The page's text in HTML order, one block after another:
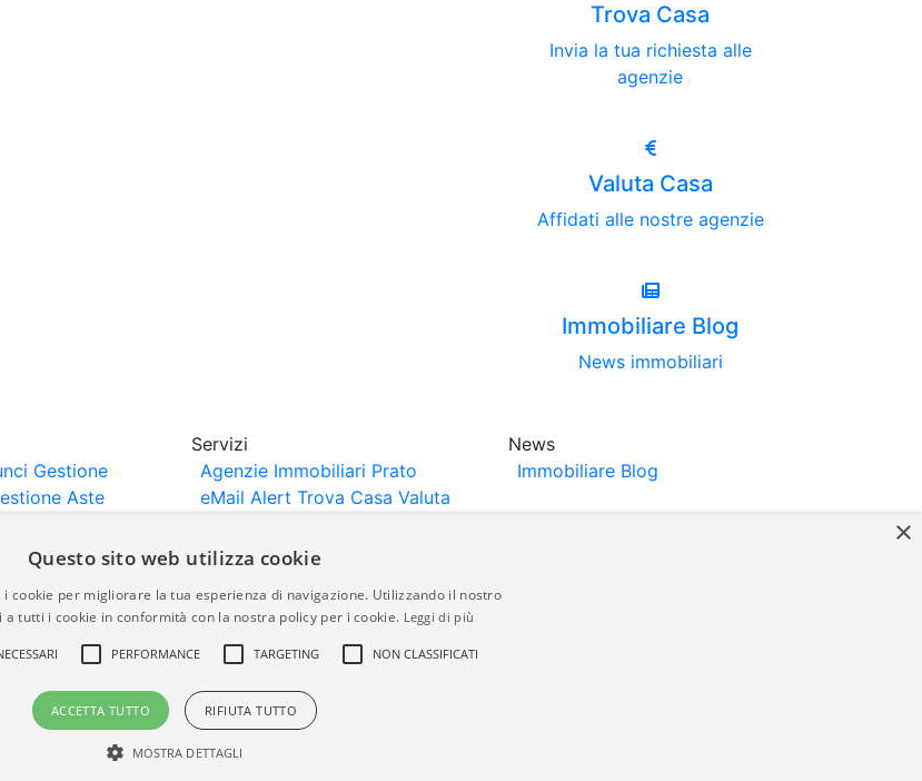
Trova Casa
Invia la tua richiesta alle
agenzie
Valuta Casa
Affidati alle nostre agenzie
Immobiliare Blog
News immobiliari
Gestione
Aste
Importazione
Servizi
Agenzie Immobiliari Prato
eMail Alert Trova Casa Valuta
News
Immobiliare Blog
vengono pubblicati da agenzie immobiliari e costruttori. La pubblicazione degli annunci
correttezza, della completezza, della normativa in materia di privacy e/o di alcun altro
×
Questo sito web utilizza cookie
cookie per migliorare la tua esperienza di navigazione. Utilizzando il nostro
a tutti i cookie in conformità con la nostra policy per i cookie. Leggi di più
PERFORMANCE TARGETING NON CLASSIFICATI
ACCETTA TUTTO RIFIUTA TUTTO
MOSTRA DETTAGLI